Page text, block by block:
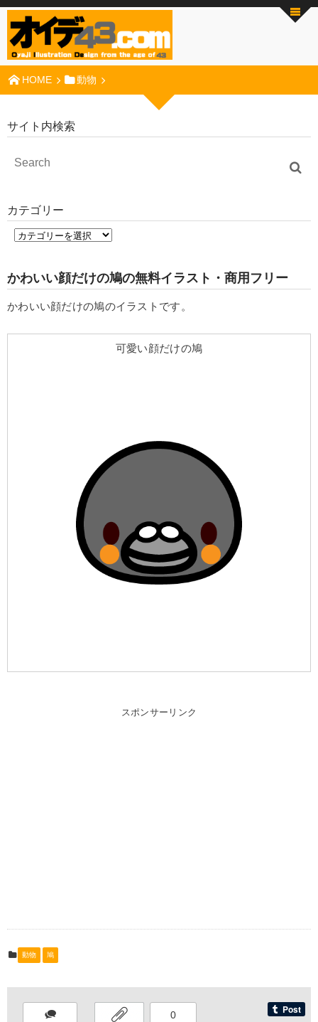
HOME 動物
サイト内検索
カテゴリー
かわいい顔だけの鳩の無料イラスト・商用フリー
かわいい顔だけの鳩のイラストです。
可愛い顔だけの鳩
スポンサーリンク
動物 鳩
0